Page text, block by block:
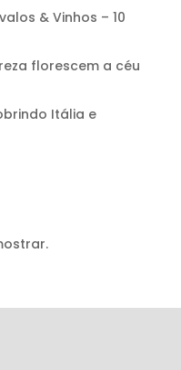
& Vinhos – 10
florescem a céu
Itália e